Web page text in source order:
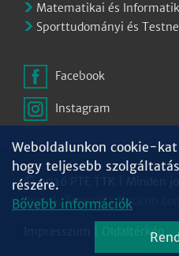
Matematikai és
Sporttudományi és
Facebook
Instagram
© 2026 PTE TTK | Minden
Ikonok:Freepikaflaticon.com
Oldaltérkép
Weboldalunkon cookie-
hogy teljesebb
részére.
Bővebb információk